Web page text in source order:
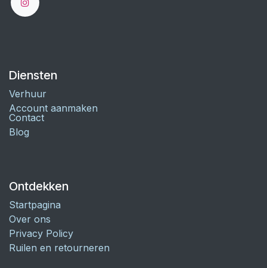
Diensten
Verhuur
Account aanmaken
Contact
Blog
Ontdekken
Startpagina
Over ons
Privacy Policy
Ruilen en retourneren